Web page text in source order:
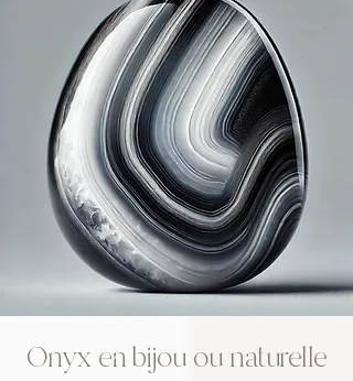
Onyx en bijou ou naturelle